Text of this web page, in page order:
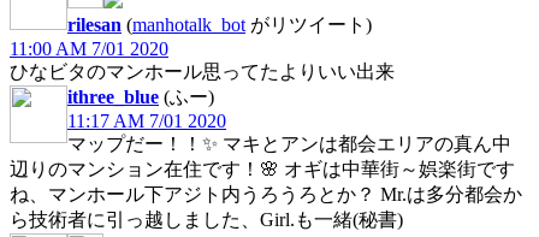
rilesan (manhotalk_bot がリツイート)
11:00 AM 7/01 2020
ひなビタのマンホール思ってたよりいい出来
ithree_blue (ふー)
11:17 AM 7/01 2020
マップだー！！✨ マキとアンは都会エリアの真ん中
辺りのマンション在住です！🌸 オギは中華街～娯楽街です
ね、マンホール下アジト内うろうろとか？ Mr.は多分都会か
ら技術者に引っ越しました、Girl.も一緒(秘書)